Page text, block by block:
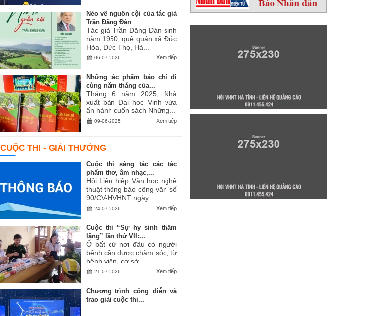
Nẻo về nguồn cội của tác giả
Trần Đăng Đàn
Tác giả Trần Đăng Đàn sinh
năm 1950, quê quán xã Đức
Hòa, Đức Thọ, Hà...
Xem tiếp
06-07-2026
Những tác phẩm báo chí đi
cùng năm tháng của...
Tháng 6 năm 2025, Nhà
xuất bản Đại học Vinh vừa
ấn hành cuốn sách Những...
Xem tiếp
09-06-2025
CUỘC THI - GIẢI THƯỞNG
Cuộc thi sáng tác các tác
phẩm thơ, âm nhạc,...
Hội Liên hiệp Văn học nghệ
thuật thông báo công văn số
90/CV-HVHNT ngày...
Xem tiếp
24-07-2026
Cuộc thi “Sự hy sinh thầm
lặng” lần thứ VII:...
Ở bất cứ nơi đâu có người
bệnh cần được chăm sóc, từ
bệnh viện, cơ sở...
Xem tiếp
21-07-2026
Chương trình công diễn và
trao giải cuộc thi...